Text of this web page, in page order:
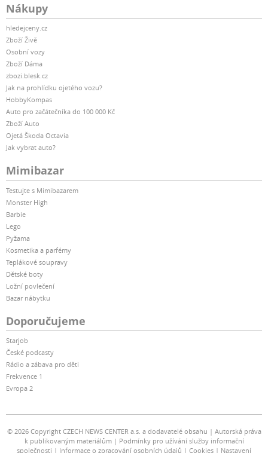
Nákupy
hledejceny.cz
Zboží Živě
Osobní vozy
Zboží Dáma
zbozi.blesk.cz
Jak na prohlídku ojetého vozu?
HobbyKompas
Auto pro začátečníka do 100 000 Kč
Zboží Auto
Ojetá Škoda Octavia
Jak vybrat auto?
Mimibazar
Testujte s Mimibazarem
Monster High
Barbie
Lego
Pyžama
Kosmetika a parfémy
Teplákové soupravy
Dětské boty
Ložní povlečení
Bazar nábytku
Doporučujeme
Starjob
České podcasty
Rádio a zábava pro děti
Frekvence 1
Evropa 2
© 2026 Copyright CZECH NEWS CENTER a.s. a dodavatelé obsahu
Autorská práva
k publikovaným materiálům
Podmínky pro užívání služby informační
společnosti
Informace o zpracování osobních údajů Cookies Nastavení